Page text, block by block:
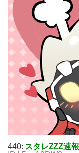
440: スタレZZZ速報